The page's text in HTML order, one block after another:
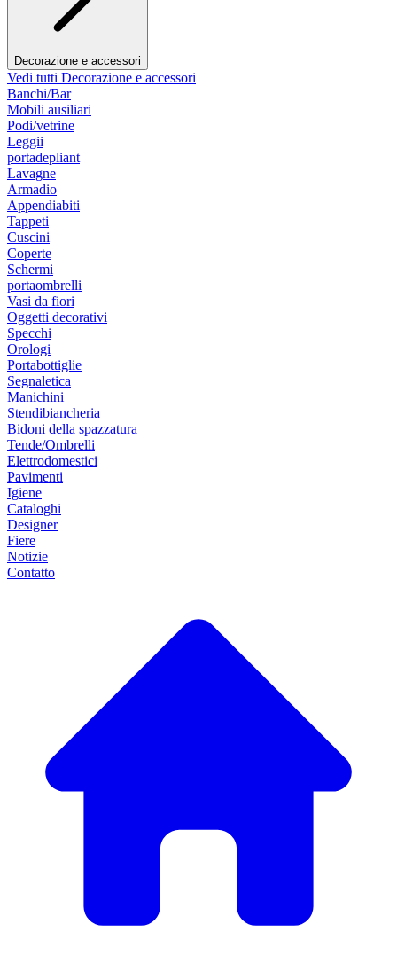
Decorazione e accessori
Vedi tutti Decorazione e accessori
Banchi/Bar
Mobili ausiliari
Podi/vetrine
Leggii
portadepliant
Lavagne
Armadio
Appendiabiti
Tappeti
Cuscini
Coperte
Schermi
portaombrelli
Vasi da fiori
Oggetti decorativi
Specchi
Orologi
Portabottiglie
Segnaletica
Manichini
Stendibiancheria
Bidoni della spazzatura
Tende/Ombrelli
Elettrodomestici
Pavimenti
Igiene
Cataloghi
Designer
Fiere
Notizie
Contatto